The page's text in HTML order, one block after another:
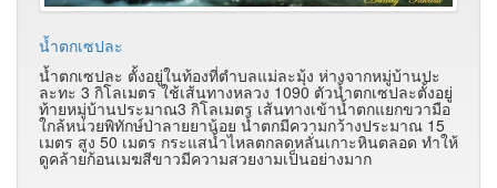
น้ำตกเซปละ
น้ำตกเซปละ ตั้งอยู่ในท้องที่ตำบลแม่ละมุ้ง ห่างจากหมู่บ้านปะ
ละทะ 3 กิโลเมตร ใช้เส้นทางหลวง 1090 ตัวน้ำตกเซปละตั้งอยู่
ท้ายหมู่บ้านประมาณ3 กิโลเมตร เส้นทางเข้าน้ำตกแยกขวามือ
ใกล้หน่วยพิทักษ์ป่าลายยาน้อย น้ำตกมีความกว้างประมาณ 15
เมตร สูง 50 เมตร กระแสน้ำไหลตกลดหลั่นเกาะหินตลอด ทำให้
ดูคล้ายก้อนเมฆสีขาวมีความสวยงามเป็นอย่างมาก